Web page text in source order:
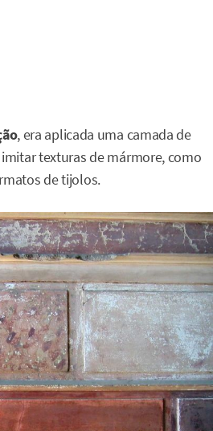
, era aplicada uma camada de
texturas de mármore, como
de tijolos.